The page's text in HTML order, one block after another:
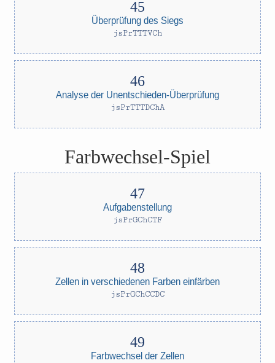
Überprüfung des Siegs
jsPrTTTVCh
Analyse der Unentschieden-Überprüfung
jsPrTTTDChA
Farbwechsel-Spiel
Aufgabenstellung
jsPrGChCTF
Zellen in verschiedenen Farben einfärben
jsPrGChCCDC
Farbwechsel der Zellen